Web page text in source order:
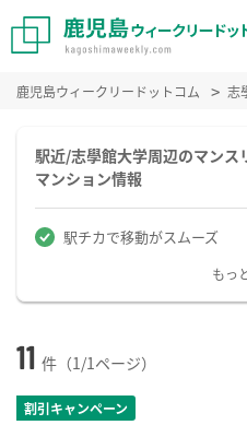
鹿児島ウィークリードットコム 志
駅近/志學館大学周辺のマンス
マンション情報
駅チカで移動がスムーズ
もっ
11 件（1/1ページ）
割引キャンペーン